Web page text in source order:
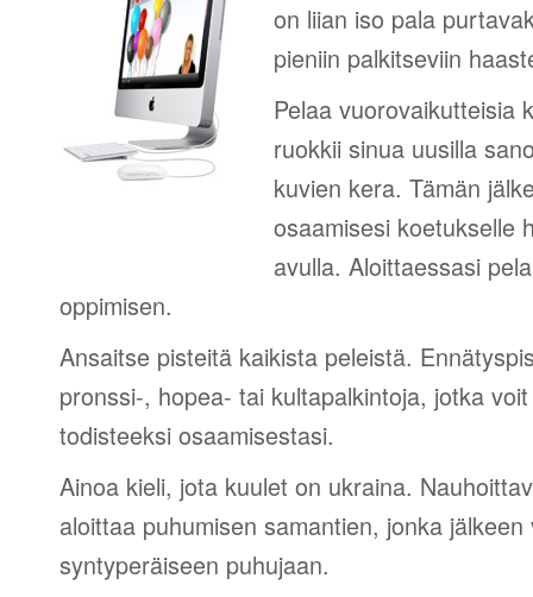
on liian iso pala
pieniin palkitseviin
Pelaa vuorovaikutteisia
ruokkii sinua uusilla
kuvien kera. Tämän
osaamisesi koetukselle
avulla. Aloittaessasi
oppimisen.
Ansaitse pisteitä kaikista peleistä.
pronssi-, hopea- tai kultapalkintoja, jotka
todisteeksi osaamisestasi.
Ainoa kieli, jota kuulet on ukraina.
aloittaa puhumisen samantien, jonka
syntyperäiseen puhujaan.